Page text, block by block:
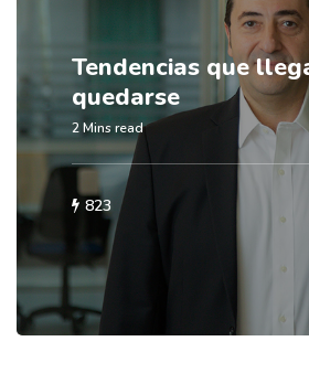
Tendencias que
quedarse
2 Mins read
823